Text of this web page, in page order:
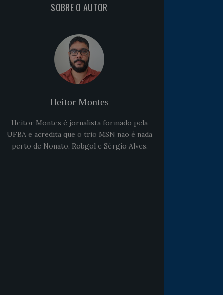
SOBRE O AUTOR
Heitor Montes
Heitor Montes é jornalista formado pela
UFBA e acredita que o trio MSN não é nada
perto de Nonato, Robgol e Sérgio Alves.